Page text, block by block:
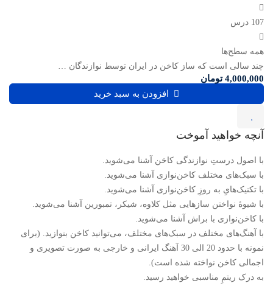
107 درس
همه سطح‌ها
چند سالی است که ساز کاخن در ایران توسط نوازندگان …
4,000,000 تومان
افزودن به سبد خرید
آنچه خواهید آموخت
با اصول درستِ نوازندگی کاخن آشنا می‌شوید.
با سبک‌های مختلف کاخن‌نوازی آشنا می‌شوید.
با تکنیک‌هایِ به روزِ کاخن‌نوازی آشنا می‌شوید.
با شیوۀ نواختن سازهایی مثل کلاوه، شیکر، تمبورین آشنا می‌شوید.
با کاخن‌نوازی با براش آشنا می‌شوید.
با آهنگ‌های مختلف در سبک‌های مختلف، می‌توانید کاخن بنوازید. (برای
نمونه با حدود 20 الی 30 آهنگ ایرانی و خارجی به صورت تصویری و
اجمالی کاخن نواخته شده است).
به درک ریتمِ مناسبی خواهید رسید.